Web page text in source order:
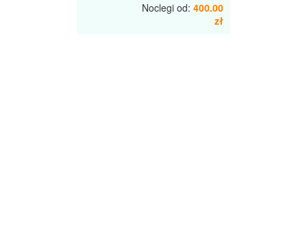
Noclegi od: 400.00
zł